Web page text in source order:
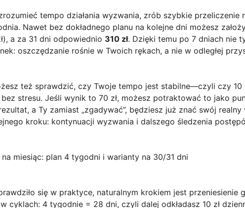
tempo działania wyzwania, zrób szybkie przeliczenie
Nawet bez dokładnego planu na kolejne dni możesz
a za 31 dni odpowiednio 310 zł. Dzięki temu po 7 dniach nie
oszczędzanie rośnie w Twoich rękach, a nie w odległej
też sprawdzić, czy Twoje tempo jest stabilne—czyli czy 10
stresu. Jeśli wynik to 70 zł, możesz potraktować to jako
a Ty zamiast „zgadywać”, będziesz już znać swój realny
kroku: kontynuacji wyzwania i dalszego śledzenia
miesiąc: plan 4 tygodni i warianty na 30/31 dni
się w praktyce, naturalnym krokiem jest przeniesienie
cyklach: 4 tygodnie = 28 dni, czyli dalej odkładasz 10 zł